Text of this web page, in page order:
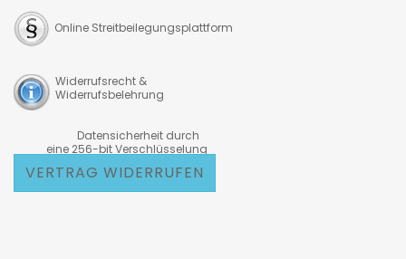
Online Streitbeilegungsplattform
Widerrufsrecht &
Widerrufsbelehrung
Datensicherheit durch
eine 256-bit Verschlüsselung
VERTRAG WIDERRUFEN